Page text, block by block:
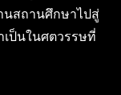
นสถานศึกษาไปสู่
ป็นในศตวรรษที่